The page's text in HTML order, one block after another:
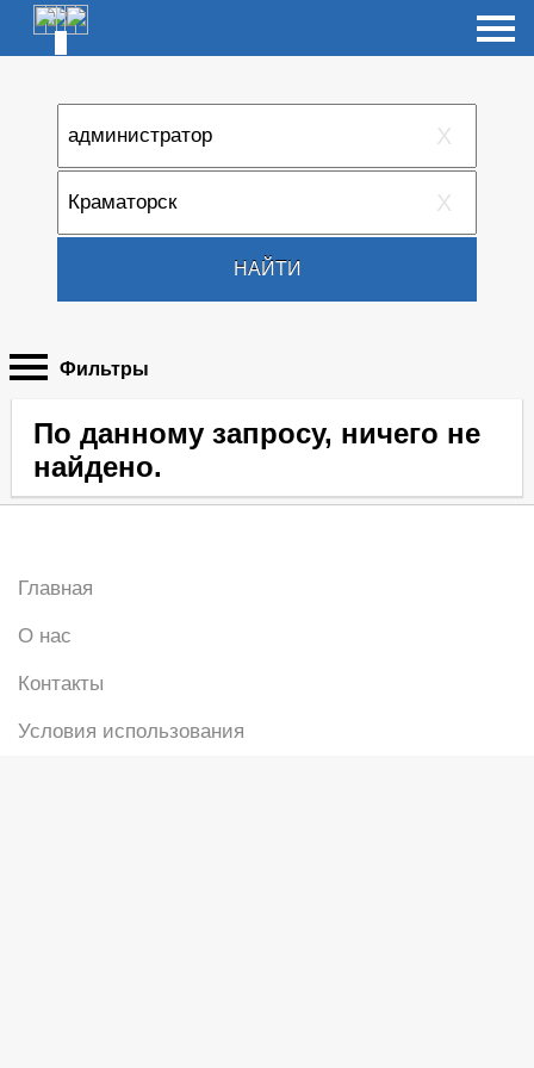
X
X
НАЙТИ
Фильтры
По данному запросу, ничего не
найдено.
Главная
О нас
Контакты
Условия использования